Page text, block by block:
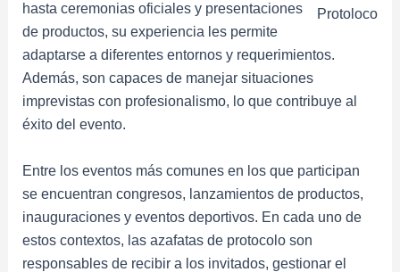
Protoloco
hasta ceremonias oficiales y presentaciones
de productos, su experiencia les permite
adaptarse a diferentes entornos y requerimientos.
Además, son capaces de manejar situaciones
imprevistas con profesionalismo, lo que contribuye al
éxito del evento.
Entre los eventos más comunes en los que participan
se encuentran congresos, lanzamientos de productos,
inauguraciones y eventos deportivos. En cada uno de
estos contextos, las azafatas de protocolo son
responsables de recibir a los invitados, gestionar el